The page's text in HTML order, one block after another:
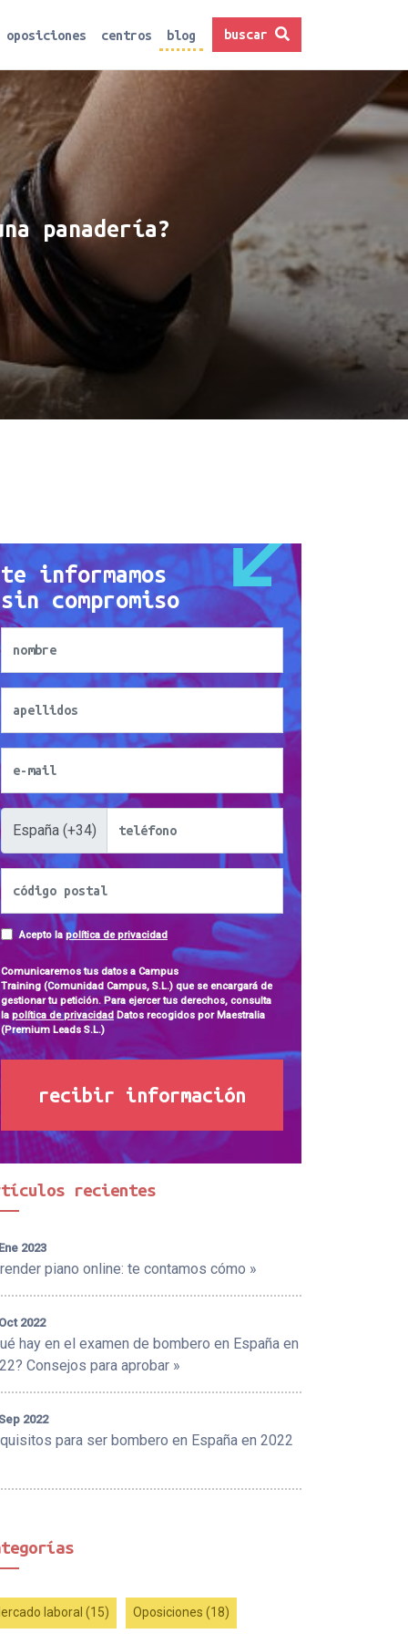
oposiciones centros blog buscar
panadería?
te informamos
sin compromiso
España (+34)
Acepto la política de privacidad
Comunicaremos tus datos a Campus
Training (Comunidad Campus, S.L.) que se encargará de
gestionar tu petición. Para ejercer tus derechos, consulta
la política de privacidad Datos recogidos porMaestralia
(Premium Leads S.L.)
recibir información
recientes
2023
piano online: te contamos cómo »
2022
hay en el examen de bombero en España en
Consejos para aprobar »
2022
para ser bombero en España en 2022
laboral (15) Oposiciones (18)